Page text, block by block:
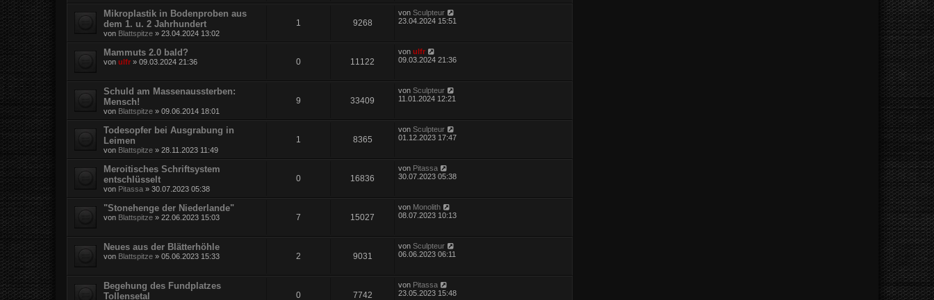
Mikroplastik in Bodenproben aus
dem 1. u. 2 Jahrhundert
von Blattspitze » 23.04.2024 13:02
1 9268
vonSculpteur
23.04.2024 15:51
Mammuts 2.0 bald?
von ulfr » 09.03.2024 21:36 0 11122
vonulfr
09.03.2024 21:36
Schuld am Massenaussterben:
Mensch!
von Blattspitze » 09.06.2014 18:01
9 33409
vonSculpteur
11.01.2024 12:21
Todesopfer bei Ausgrabung in
Leimen
von Blattspitze » 28.11.2023 11:49
1 8365
vonSculpteur
01.12.2023 17:47
Meroitisches Schriftsystem
entschlüsselt
von Pitassa » 30.07.2023 05:38
0 16836
von Pitassa
30.07.2023 05:38
"Stonehenge der Niederlande"
von Blattspitze » 22.06.2023 15:03 7 15027
von Monolith
08.07.2023 10:13
Neues aus der Blätterhöhle
von Blattspitze » 05.06.2023 15:33 2 9031
vonSculpteur
06.06.2023 06:11
Begehung des Fundplatzes
Tollensetal
0 7742
von Pitassa
23.05.2023 15:48